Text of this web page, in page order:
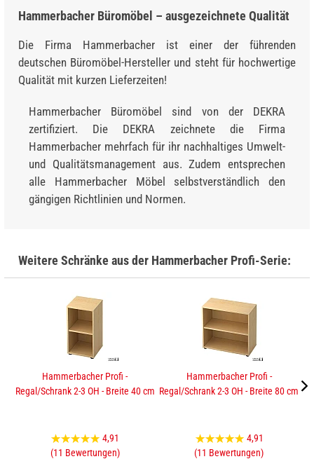
Hammerbacher Büromöbel – ausgezeichnete Qualität
Die Firma Hammerbacher ist einer der führenden
deutschen Büromöbel-Hersteller und steht für hochwertige
Qualität mit kurzen Lieferzeiten!
Hammerbacher Büromöbel sind von der DEKRA
zertifiziert. Die DEKRA zeichnete die Firma
Hammerbacher mehrfach für ihr nachhaltiges Umwelt-
und Qualitätsmanagement aus. Zudem entsprechen
alle Hammerbacher Möbel selbstverständlich den
gängigen Richtlinien und Normen.
Weitere Schränke aus der Hammerbacher Profi-Serie:
Hammerbacher Profi -
Regal/Schrank 2-3 OH - Breite 40 cm
4,91
(11 Bewertungen)
Hammerbacher Profi -
Regal/Schrank 2-3 OH - Breite 80 cm
4,91
(11 Bewertungen)